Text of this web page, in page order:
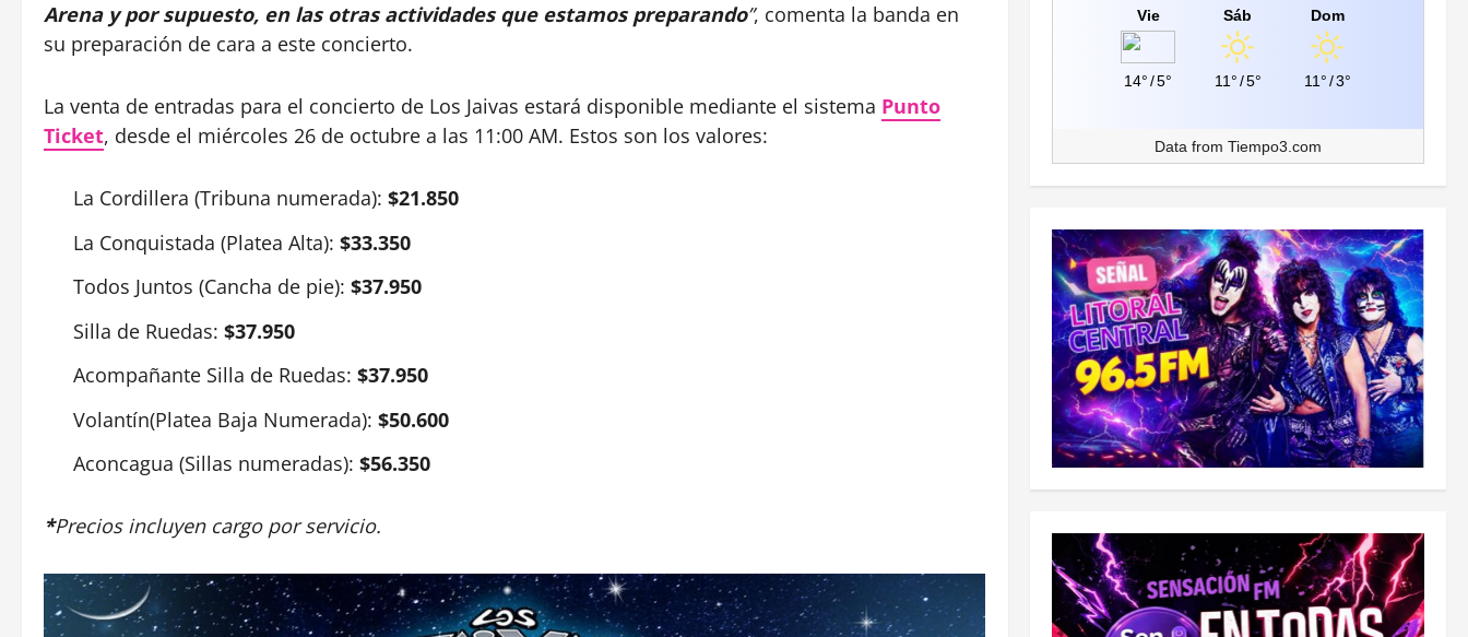
Arena y por supuesto, en las otras actividades que estamos preparando”, comenta la banda en
su preparación de cara a este concierto.
La venta de entradas para el concierto de Los Jaivas estará disponible mediante el sistema Punto
Ticket, desde el miércoles 26 de octubre a las 11:00 AM. Estos son los valores:
La Cordillera (Tribuna numerada): $21.850
La Conquistada (Platea Alta): $33.350
Todos Juntos (Cancha de pie): $37.950
Silla de Ruedas: $37.950
Acompañante Silla de Ruedas: $37.950
Volantín(Platea Baja Numerada): $50.600
Aconcagua (Sillas numeradas): $56.350
*Precios incluyen cargo por servicio.
Vie
14° /5°
Sáb
11°/5°
Dom
11°/3°
Data from Tiempo3.com